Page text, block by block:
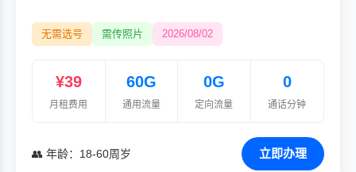
无需选号 需传照片 2026/08/02
¥39
月租费用
60G
通用流量
0G
定向流量
0
通话分钟
👥 年龄：18-60周岁 立即办理